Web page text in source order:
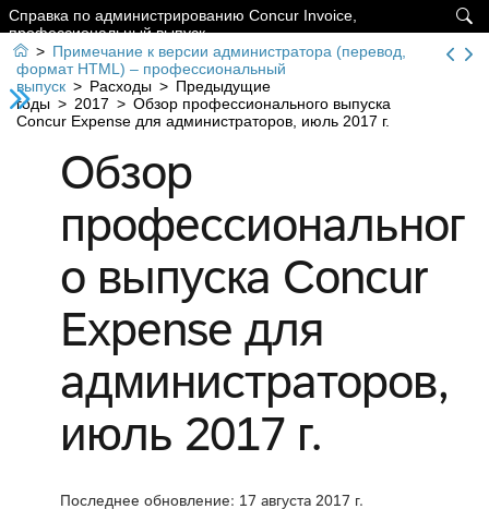

Справка по администрированию Concur Invoice,
профессиональный выпуск
 > Примечание к версии администратора (перевод,
формат HTML) – профессиональный
выпуск > Расходы > Предыдущие
годы > 2017 > Обзор профессионального выпуска
Concur Expense для администраторов, июль 2017 г.
Обзор
профессиональног
о выпуска Concur
Expense для
администраторов,
июль 2017 г.
Последнее обновление: 17 августа 2017 г.